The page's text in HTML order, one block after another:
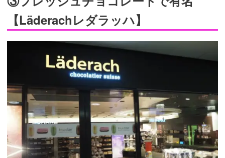
【Läderachレダラッハ】